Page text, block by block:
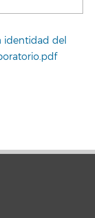
identidad del